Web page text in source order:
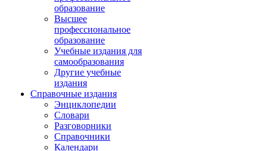
образование
Высшее
профессиональное
образование
Учебные издания для
самообразования
Другие учебные
издания
Справочные издания
Энциклопедии
Словари
Разговорники
Справочники
Календари